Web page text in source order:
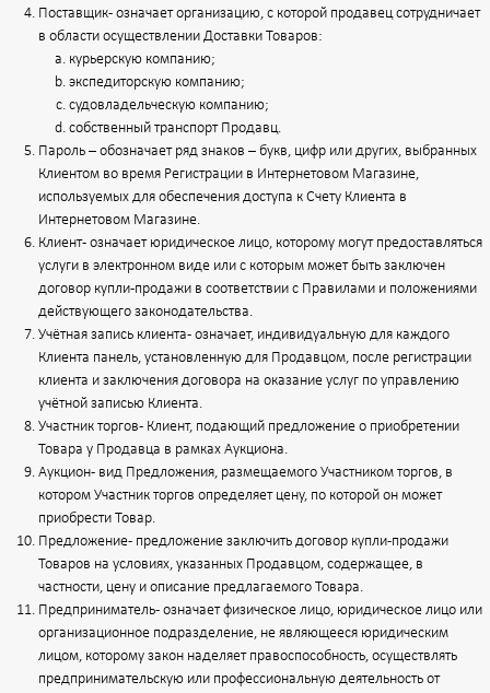
Поставщик - означает организацию, с которой продавец сотрудничает
в области осуществлении Доставки Товаров:
курьерскую компанию;
экспедиторскую компанию;
судовладельческую компанию;
собственный транспорт Продавц.
Пароль – обозначает ряд знаков – букв, цифр или других, выбранных
Клиентом во время Регистрации в Интернетовом Магазине,
используемых для обеспечения доступа к Счету Клиента в
Интернетовом Магазине.
Клиент - означает юридическое лицо, которому могут предоставляться
услуги в электронном виде или с которым может быть заключен
договор купли-продажи в соответствии с Правилами и положениями
действующего законодательства.
Учётная запись клиента - означает, индивидуальную для каждого
Клиента панель, установленную для Продавцом, после регистрации
клиента и заключения договора на оказание услуг по управлению
учётной записью Клиента.
Участник торгов - Клиент, подающий предложение о приобретении
Товара у Продавца в рамках Аукциона.
Аукцион - вид Предложения, размещаемого Участником торгов, в
котором Участник торгов определяет цену, по которой он может
приобрести Товар.
Предложение - предложение заключить договор купли-продажи
Товаров на условиях, указанных Продавцом, содержащее, в
частности, цену и описание предлагаемого Товара.
Предприниматель - означает физическое лицо, юридическое лицо или
организационное подразделение, не являющееся юридическим
лицом, которому закон наделяет правоспособность, осуществлять
предпринимательскую или профессиональную деятельность от